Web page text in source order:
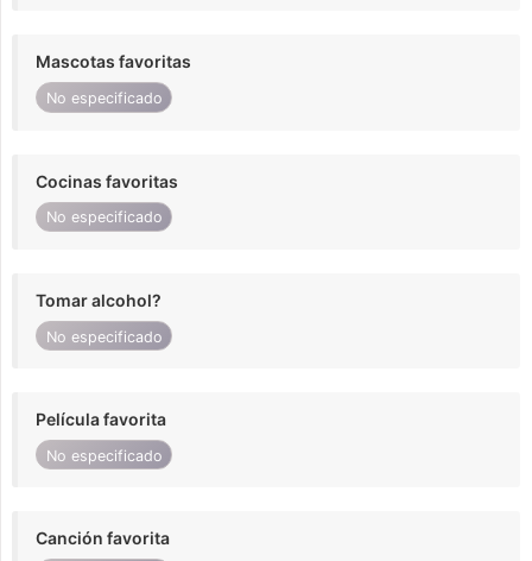
Mascotas favoritas
No especificado
Cocinas favoritas
No especificado
Tomar alcohol?
No especificado
Película favorita
No especificado
Canción favorita